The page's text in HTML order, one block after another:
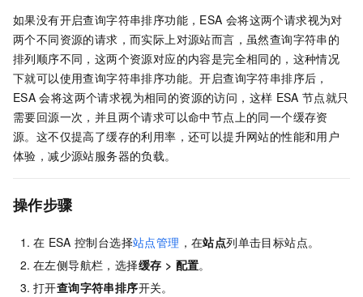
如果没有开启查询字符串排序功能， ESA 会将这两个请求视为对
两个不同资源的请求，而实际上对源站而言，虽然查询字符串的
排列顺序不同，这两个资源对应的内容是完全相同的，这种情况
下就可以使用查询字符串排序功能。开启查询字符串排序后，
ESA 会将这两个请求视为相同的资源的访问，这样 ESA 节点就只
需要回源一次，并且两个请求可以命中节点上的同一个缓存资
源。这不仅提高了缓存的利用率，还可以提升网站的性能和用户
体验，减少源站服务器的负载。
操作步骤
在 ESA 控制台选择站点管理 ，在站点列单击目标站点。
在左侧导航栏，选择缓存 > 配置。
打开查询字符串排序开关。